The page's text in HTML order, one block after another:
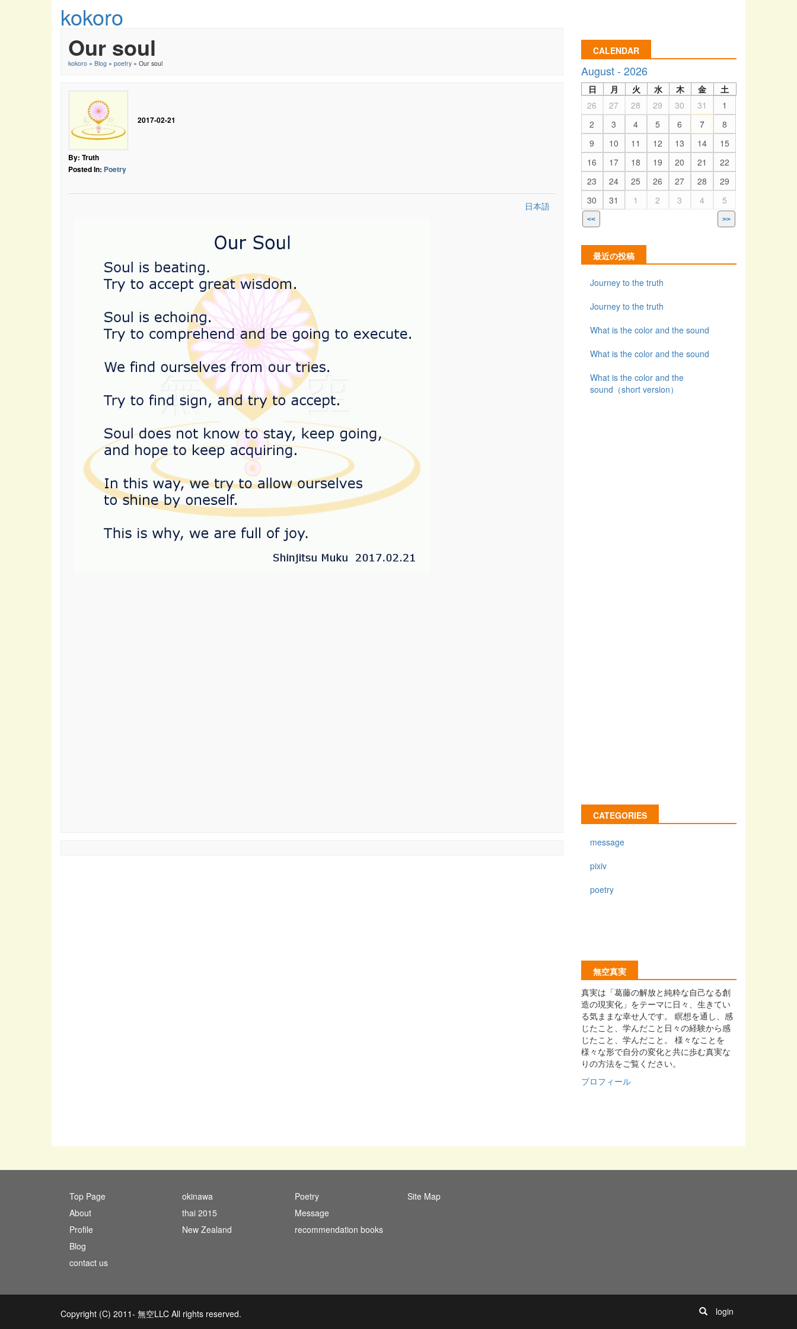
kokoro
Our soul
kokoro » Blog » poetry » Our soul
2017-02-21
By: Truth
Posted In: Poetry
日本語
CALENDAR
August - 2026
日 月 火 水 木 金
土
26
27 28 29 30 31
1
2
3 4 5 6 7
8
9
10 11 12 13 14
15
16
17 18 19 20 21
22
23
24 25 26 27 28
29
30
31 1 2 3 4 5
<< >>
最近の投稿
Journey to the truth
Journey to the truth
What is the color and the sound
What is the color and the sound
What is the color and the
sound（short version）
CATEGORIES
message
pixiv
poetry
無空真実
真実は「葛藤の解放と純粋な自己なる創
造の現実化」をテーマに日々、生きてい
る気ままな幸せ人です。 瞑想を通し、感
じたこと、学んだこと日々の経験から感
じたこと、学んだこと。 様々なことを
様々な形で自分の変化と共に歩む真実な
りの方法をご覧ください。
プロフィール
Top Page
About
Profile
Blog
contact us
okinawa
thai 2015
New Zealand
Poetry
Message
recommendation books
Site Map
Copyright (C) 2011- 無空LLC All rights reserved. login